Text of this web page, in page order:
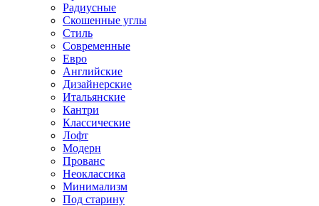
Радиусные
Скошенные углы
Стиль
Современные
Евро
Английские
Дизайнерские
Итальянские
Кантри
Классические
Лофт
Модерн
Прованс
Неоклассика
Минимализм
Под старину